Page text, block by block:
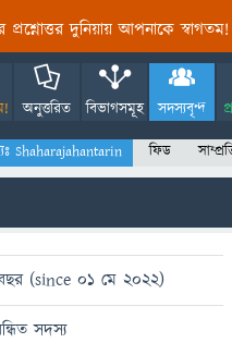
প্রশ্নোত্তর দুনিয়ায় আপনাকে
অনুত্তরিত বিভাগসমূহ সদস্যবৃন্দ
Shaharajahantarin ফিড
(since 01 মে 2022)
সদস্য